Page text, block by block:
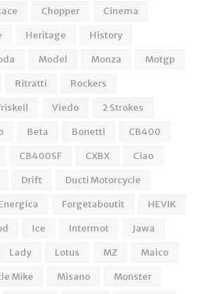
Chopper
Cinema
Heritage
History
Model Monza
Motgp
Ritratti
Rockers
Viedo
2 Strokes
Beta Bonetti
CB400
CB400SF CXBX
Ciao
Drift
Ducti Motorcycle
Forgetaboutit
HEVIK
Ice Intermot
Jawa
Lady Lotus MZ
Maico
Mike Misano
Monster